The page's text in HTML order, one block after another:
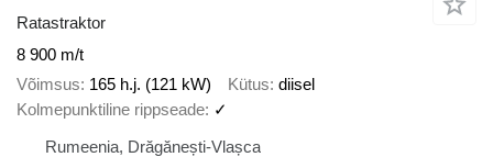
Ratastraktor
8 900 m/t
Võimsus 165 h.j. (121 kW) Kütus diisel
Kolmepunktiline rippseade ✓
Rumeenia, Drăgănești-Vlașca